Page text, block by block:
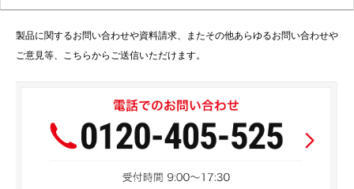
製品に関するお問い合わせや資料請求、またその他あらゆるお問い合わせや
ご意見等、こちらからご送信いただけます。